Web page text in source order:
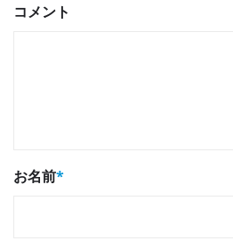
コメント
お名前*